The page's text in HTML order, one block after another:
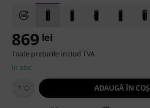
869 lei
Toate prețurile includ TVA
în stoc
1 ADAUGĂ ÎN COŞ